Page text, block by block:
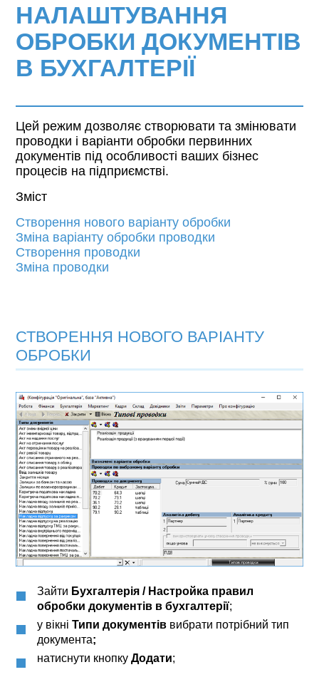
НАЛАШТУВАННЯ
ОБРОБКИ ДОКУМЕНТІВ
В БУХГАЛТЕРІЇ
Цей режим дозволяє створювати та змінювати
проводки і варіанти обробки первинних
документів під особливості ваших бізнес
процесів на підприємстві.
Зміст
Створення нового варіанту обробки
Зміна варіанту обробки проводки
Cтворення проводки
Зміна проводки
СТВОРЕННЯ НОВОГО ВАРІАНТУ
ОБРОБКИ
Зайти Бухгалтерія / Настройка правил
обробки документів в бухгалтерії;
у вікніТипи документів вибрати потрібний тип
документа;
натиснути кнопкуДодати;